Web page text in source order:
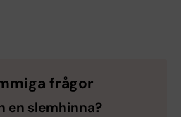
frågor
en slemhinna?